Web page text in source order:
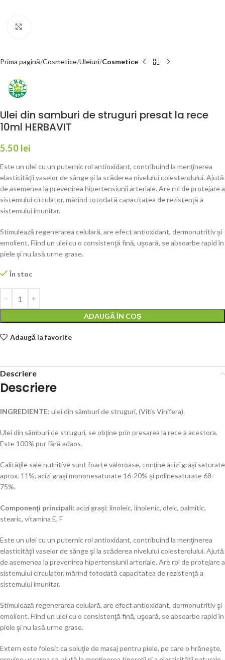
Prima pagină Cosmetice Uleiuri Cosmetice
Ulei din samburi de struguri presat la rece
10ml HERBAVIT
5.50 lei
Este un ulei cu un puternic rol antioxidant, contribuind la menţinerea
elasticităţii vaselor de sânge şi la scăderea nivelului colesterolului.Ajută
de asemenea la prevenirea hipertensiunii arteriale. Are rol de protejare a
sistemului circulator, mărind totodată capacitatea de rezistenţă a
sistemului imunitar.
Stimulează regenerarea celulară, are efect antioxidant, dermonutritiv şi
emolient. Fiind un ulei cu o consistenţă fină, uşoară, se absoarbe rapid în
piele şi nu lasă urme grase.
În stoc
ADAUGĂ ÎN COȘ
Adaugă la favorite
Descriere
Descriere
INGREDIENTE: ulei din sâmburi de struguri, (Vitis Vinifera).
Ulei din sâmburi de struguri, se obţine prin presarea la rece a acestora.
Este 100% pur fără adaos.
Calităţile sale nutritive sunt foarte valoroase, conţine acizi graşi saturate
aprox. 11%, acizi graşi mononesaturate 16-20% şi polinesaturate 68-
75%.
Componenţi principali: acizi graşi: linoleic, linolenic, oleic, palmitic,
stearic, vitamina E, F
Este un ulei cu un puternic rol antioxidant, contribuind la menţinerea
elasticităţii vaselor de sânge şi la scăderea nivelului colesterolului.Ajută
de asemenea la prevenirea hipertensiunii arteriale. Are rol de protejare a
sistemului circulator, mărind totodată capacitatea de rezistenţă a
sistemului imunitar.
Stimulează regenerarea celulară, are efect antioxidant, dermonutritiv şi
emolient. Fiind un ulei cu o consistenţă fină, uşoară, se absoarbe rapid în
piele şi nu lasă urme grase.
Extern este folosit ca soluţie de masaj pentru piele, pe care o hrăneşte,